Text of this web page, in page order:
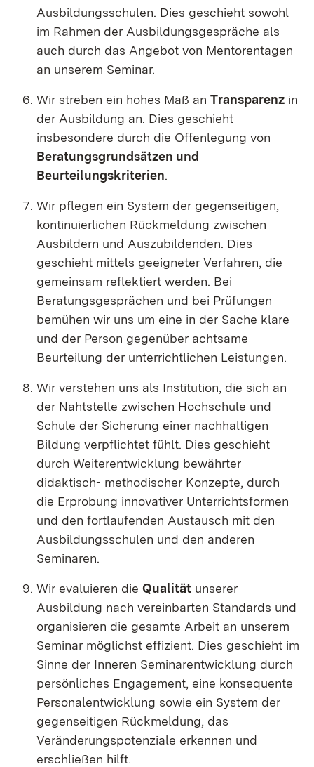
Ausbildungsschulen. Dies geschieht sowohl
im Rahmen der Ausbildungsgespräche als
auch durch das Angebot von Mentorentagen
an unserem Seminar.
Wir streben ein hohes Maß an Transparenz in
der Ausbildung an. Dies geschieht
insbesondere durch die Offenlegung von
Beratungsgrundsätzen und
Beurteilungskriterien.
Wir pflegen ein System der gegenseitigen,
kontinuierlichen Rückmeldung zwischen
Ausbildern und Auszubildenden. Dies
geschieht mittels geeigneter Verfahren, die
gemeinsam reflektiert werden. Bei
Beratungsgesprächen und bei Prüfungen
bemühen wir uns um eine in der Sache klare
und der Person gegenüber achtsame
Beurteilung der unterrichtlichen Leistungen.
Wir verstehen uns als Institution, die sich an
der Nahtstelle zwischen Hochschule und
Schule der Sicherung einer nachhaltigen
Bildung verpflichtet fühlt. Dies geschieht
durch Weiterentwicklung bewährter
didaktisch- methodischer Konzepte, durch
die Erprobung innovativer Unterrichtsformen
und den fortlaufenden Austausch mit den
Ausbildungsschulen und den anderen
Seminaren.
Wir evaluieren die Qualität unserer
Ausbildung nach vereinbarten Standards und
organisieren die gesamte Arbeit an unserem
Seminar möglichst effizient. Dies geschieht im
Sinne der Inneren Seminarentwicklung durch
persönliches Engagement, eine konsequente
Personalentwicklung sowie ein System der
gegenseitigen Rückmeldung, das
Veränderungspotenziale erkennen und
erschließen hilft.